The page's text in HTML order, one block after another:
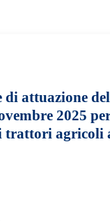
attuazione del
2025
trattori agricoli